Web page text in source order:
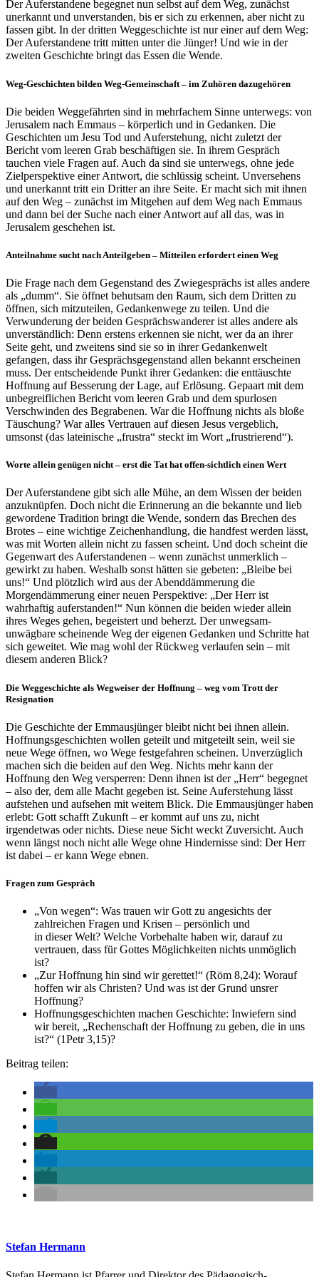
Der Auferstandene begegnet nun selbst auf dem Weg, zunächst
unerkannt und unverstanden, bis er sich zu erkennen, aber nicht zu
fassen gibt. In der dritten Weggeschichte ist nur einer auf dem Weg:
Der Auferstandene tritt mitten unter die Jünger! Und wie in der
zweiten Geschichte bringt das Essen die Wende.
Weg-Geschichten bilden Weg-Gemeinschaft – im Zuhören dazugehören
Die beiden Weggefährten sind in mehrfachem Sinne unterwegs: von
Jerusalem nach Emmaus – körperlich und in Gedanken. Die
Geschichten um Jesu Tod und Auferstehung, nicht zuletzt der
Bericht vom leeren Grab beschäftigen sie. In ihrem Gespräch
tauchen viele Fragen auf. Auch da sind sie unterwegs, ohne jede
Zielperspektive einer Antwort, die schlüssig scheint. Unversehens
und unerkannt tritt ein Dritter an ihre Seite. Er macht sich mit ihnen
auf den Weg – zunächst im Mitgehen auf dem Weg nach Emmaus
und dann bei der Suche nach einer Antwort auf all das, was in
Jerusalem geschehen ist.
Anteilnahme sucht nach Anteilgeben – Mitteilen erfordert einen Weg
Die Frage nach dem Gegenstand des Zwiegesprächs ist alles andere
als „dumm“. Sie öffnet behutsam den Raum, sich dem Dritten zu
öffnen, sich mitzuteilen, Gedankenwege zu teilen. Und die
Verwunderung der beiden Gesprächswanderer ist alles andere als
unverständlich: Denn erstens erkennen sie nicht, wer da an ihrer
Seite geht, und zweitens sind sie so in ihrer Gedankenwelt
gefangen, dass ihr Gesprächsgegenstand allen bekannt erscheinen
muss. Der entscheidende Punkt ihrer Gedanken: die enttäuschte
Hoffnung auf Besserung der Lage, auf Erlösung. Gepaart mit dem
unbegreiflichen Bericht vom leeren Grab und dem spurlosen
Verschwinden des Begrabenen. War die Hoffnung nichts als bloße
Täuschung? War alles Vertrauen auf diesen Jesus vergeblich,
umsonst (das lateinische „frustra“ steckt im Wort „frustrierend“).
Worte allein genügen nicht – erst die Tat hat offen-sichtlich einen Wert
Der Auferstandene gibt sich alle Mühe, an dem Wissen der beiden
anzuknüpfen. Doch nicht die Erinnerung an die bekannte und lieb
gewordene Tradition bringt die Wende, sondern das Brechen des
Brotes – eine wichtige Zeichenhandlung, die handfest werden lässt,
was mit Worten allein nicht zu fassen scheint. Und doch scheint die
Gegenwart des Auferstandenen – wenn zunächst unmerklich –
gewirkt zu haben. Weshalb sonst hätten sie gebeten: „Bleibe bei
uns!“ Und plötzlich wird aus der Abenddämmerung die
Morgendämmerung einer neuen Perspektive: „Der Herr ist
wahrhaftig auferstanden!“ Nun können die beiden wieder allein
ihres Weges gehen, begeistert und beherzt. Der unwegsam-
unwägbare scheinende Weg der eigenen Gedanken und Schritte hat
sich geweitet. Wie mag wohl der Rückweg verlaufen sein – mit
diesem anderen Blick?
Die Weggeschichte als Wegweiser der Hoffnung – weg vom Trott der
Resignation
Die Geschichte der Emmausjünger bleibt nicht bei ihnen allein.
Hoffnungsgeschichten wollen geteilt und mitgeteilt sein, weil sie
neue Wege öffnen, wo Wege festgefahren scheinen. Unverzüglich
machen sich die beiden auf den Weg. Nichts mehr kann der
Hoffnung den Weg versperren: Denn ihnen ist der „Herr“ begegnet
– also der, dem alle Macht gegeben ist. Seine Auferstehung lässt
aufstehen und aufsehen mit weitem Blick. Die Emmausjünger haben
erlebt: Gott schafft Zukunft – er kommt auf uns zu, nicht
irgendetwas oder nichts. Diese neue Sicht weckt Zuversicht. Auch
wenn längst noch nicht alle Wege ohne Hindernisse sind: Der Herr
ist dabei – er kann Wege ebnen.
Fragen zum Gespräch
„Von wegen“: Was trauen wir Gott zu angesichts der
zahlreichen Fragen und Krisen – persönlich und
in dieser Welt? Welche Vorbehalte haben wir, darauf zu
vertrauen, dass für Gottes Möglichkeiten nichts unmöglich
ist?
„Zur Hoffnung hin sind wir gerettet!“ (Röm 8,24): Worauf
hoffen wir als Christen? Und was ist der Grund unsrer
Hoffnung?
Hoffnungsgeschichten machen Geschichte: Inwiefern sind
wir bereit, „Rechenschaft der Hoffnung zu geben, die in uns
ist?“ (1Petr 3,15)?
Beitrag teilen:
Stefan Hermann